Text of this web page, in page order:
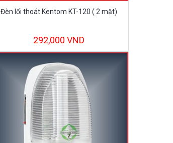
Đèn lối thoát Kentom KT-120 ( 2 mặt)
292,000 VND